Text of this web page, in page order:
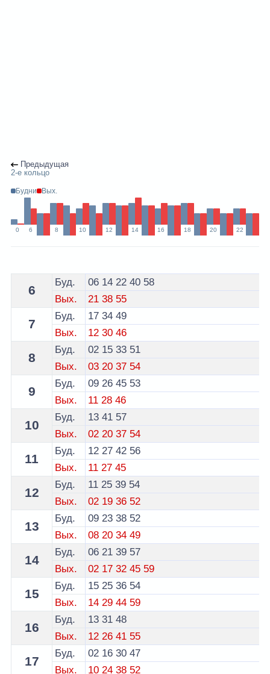
Предыдущая
2-е кольцо
Будни Вых.
0 6 8 10 12 14 16 18 20 22
Расписание 77 троллейбуса Минск - остановка
6
Буд. 06 14 22 40 58
Вых.
21 38 55
7
Буд. 17 34 49
Вых.
12 30 46
8
Буд. 02 15 33 51
Вых.
03 20 37 54
9
Буд. 09 26 45 53
Вых.
11 28 46
10
Буд. 13 41 57
Вых.
02 20 37 54
11
Буд. 12 27 42 56
Вых.
11 27 45
12
Буд. 11 25 39 54
Вых.
02 19 36 52
13
Буд. 09 23 38 52
Вых.
08 20 34 49
14
Буд. 06 21 39 57
Вых.
02 17 32 45 59
15
Буд. 15 25 36 54
Вых.
14 29 44 59
16
Буд. 13 31 48
Вых.
12 26 41 55
17
Буд. 02 16 30 47
Вых.
10 24 38 52